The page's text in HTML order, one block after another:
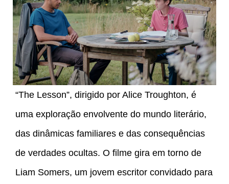
“The Lesson”, dirigido por Alice Troughton, é
uma exploração envolvente do mundo literário,
das dinâmicas familiares e das consequências
de verdades ocultas. O filme gira em torno de
Liam Somers, um jovem escritor convidado para